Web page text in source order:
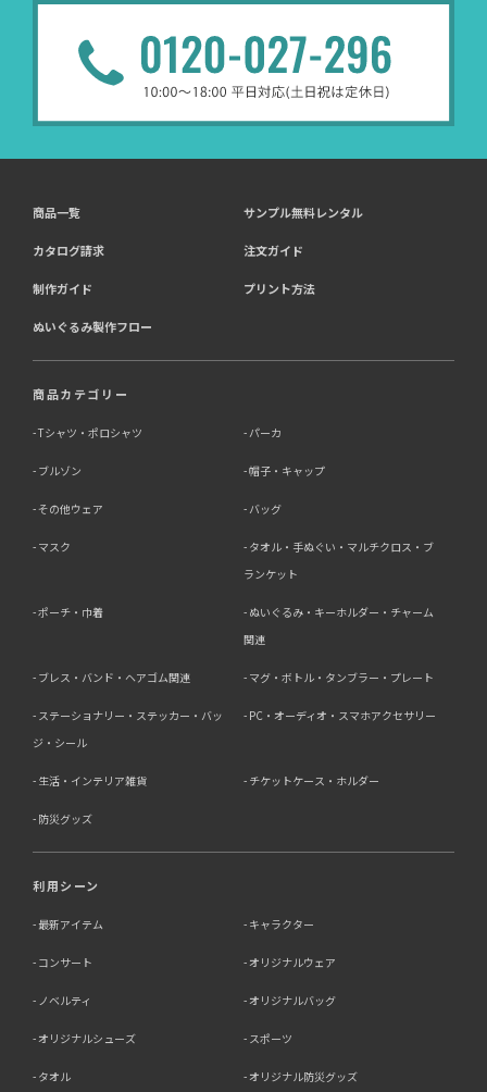
商品一覧 サンプル無料レンタル
カタログ請求 注文ガイド
制作ガイド プリント方法
ぬいぐるみ製作フロー
商品カテゴリー
Tシャツ・ポロシャツ パーカ
ブルゾン 帽子・キャップ
その他ウェア バッグ
マスク
タオル・手ぬぐい・マルチクロス・ブ
ランケット
ポーチ・巾着
ぬいぐるみ・キーホルダー・チャーム
関連
ブレス・バンド・ヘアゴム関連 マグ・ボトル・タンブラー・プレート
ステーショナリー・ステッカー・バッ
ジ・シール
PC・オーディオ・スマホアクセサリー
生活・インテリア雑貨 チケットケース・ホルダー
防災グッズ
利用シーン
最新アイテム キャラクター
コンサート オリジナルウェア
ノベルティ オリジナルバッグ
オリジナルシューズ スポーツ
タオル オリジナル防災グッズ